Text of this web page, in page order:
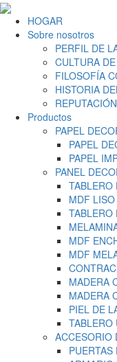
HOGAR
Sobre nosotros
PERFIL DE
CULTURA
FILOSOFÍA
HISTORIA
Productos
PAPEL
PAPEL
PAPEL
PANEL
TABLERO
MDF LISO
TABLERO
MDF
MDF
MADERA
MADERA
PIEL DE
TABLERO
ACCESORIO